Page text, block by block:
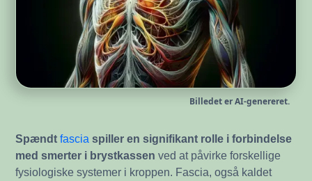
Billedet er AI-genereret.
Spændtfascia spiller en signifikant rolle i forbindelse
med smerter i brystkassen ved at påvirke forskellige
fysiologiske systemer i kroppen. Fascia, også kaldet